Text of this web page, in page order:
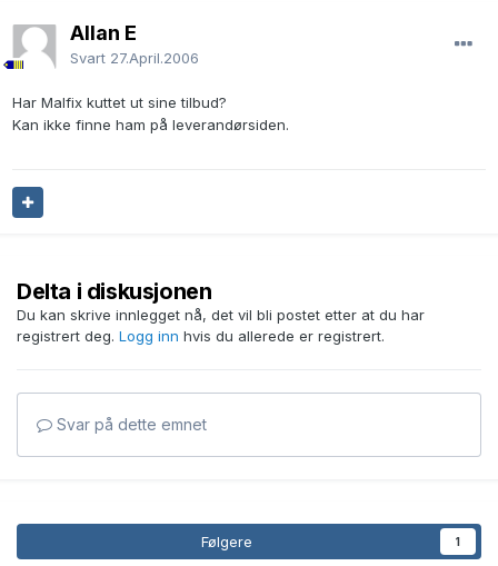
Allan E
Svart 27.April.2006
Har Malfix kuttet ut sine tilbud?
Kan ikke finne ham på leverandørsiden.
Delta i diskusjonen
Du kan skrive innlegget nå, det vil bli postet etter at du har
registrert deg. Logg inn hvis du allerede er registrert.
Svar på dette emnet
Følgere 1